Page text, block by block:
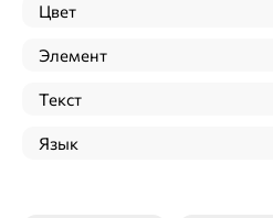
Цвет
Элемент
Текст
Язык